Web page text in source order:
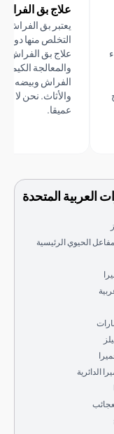
علاج بق الفراش
يعتبر بق الفراش من أصعب
التخلص منها دون
علاج بق الفراش لدينا العلاج
والمعالجة الكيميائية
الفراش وبيضه - حتى في
والأثاث. نحن لا نعالج
المتحدة
الرئيسية